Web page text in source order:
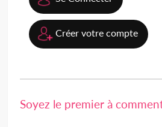
Créer votre compte
Soyez le premier à